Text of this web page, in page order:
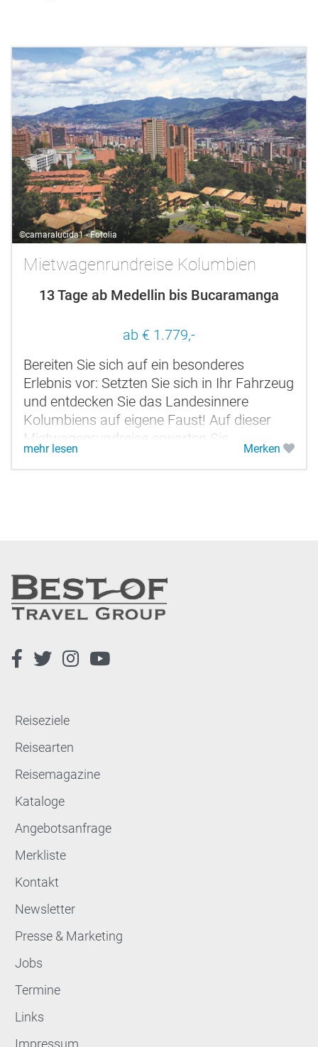
©camaralucida1 - Fotolia
Mietwagenrundreise Kolumbien
13 Tage ab Medellin bis Bucaramanga
ab € 1.779,-
Bereiten Sie sich auf ein besonderes
Erlebnis vor: Setzten Sie sich in Ihr Fahrzeug
und entdecken Sie das Landesinnere
Kolumbiens auf eigene Faust! Auf dieser
Mietwagenrundreise erwarten Sie
verschiedene Klimazonen, koloniale
Städtchen,...
mehr lesen Merken
Reiseziele
Reisearten
Reisemagazine
Kataloge
Angebotsanfrage
Merkliste
Kontakt
Newsletter
Presse & Marketing
Jobs
Termine
Links
Impressum